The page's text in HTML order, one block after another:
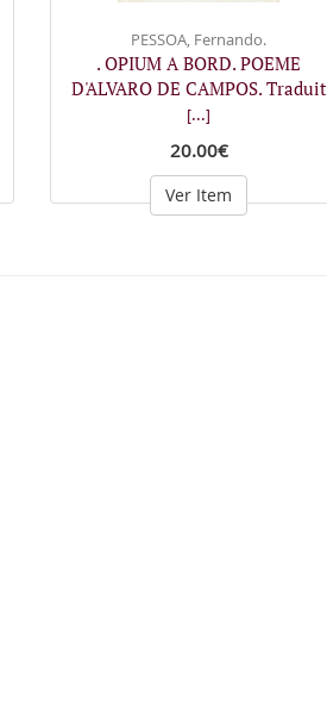
PESSOA, Fernando.
. OPIUM A BORD. POEME
D'ALVARO DE CAMPOS. Traduit
[...]
20.00€
Ver Item